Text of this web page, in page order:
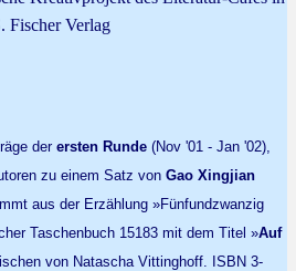
der ersten Runde (Nov '01 - Jan '02),
zu einem Satz von Gao Xingjian
aus der Erzählung »Fünfundzwanzig
Taschenbuch 15183 mit dem Titel »Auf
von Natascha Vittinghoff. ISBN 3-